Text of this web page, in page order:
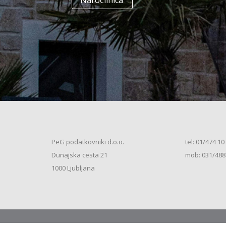
Enodružinska stanovanjska hiša
(K+P+1N+M, 250m2), V.S. (2026)
+
Vrstna enodružinska stanovanjska hiša
(K+P+M, 80m2), S.S. (2026) +
Vrstna enodružinska stanovanjska hiša
(K+P+M, 100m2), S.S. (2026) +
Vrstna enodružinska stanovanjska hiša
(K+P+M, 120m2), O.S. (2026)
+
(K+P+1N, 80m2), O.S. (2026)
Vrstna enodružinska stanovanjska hiša
(K+P+1N, 80m2), O.S. (2026)
PeG podatkovniki d.o.o.
Dunajska cesta 21
1000 Ljubljana
tel: 01/474 10
mob: 031/